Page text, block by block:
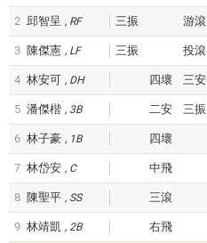
2 邱智呈 RF 三振 游滾
3 陳傑憲 LF 三振 投滾
4 林安可 DH 四壞 三安
5 潘傑楷 3B 二安 三振
6 林子豪 1B 四壞
7 林岱安 C 中飛
8 陳聖平 SS 三滾
9 林靖凱 2B 右飛